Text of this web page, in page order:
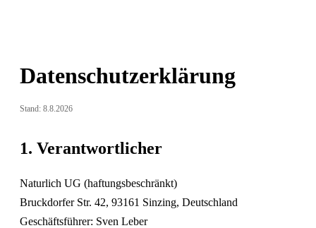
Datenschutzerklärung
Stand: 8.8.2026
1. Verantwortlicher
Naturlich UG (haftungsbeschränkt)
Bruckdorfer Str. 42, 93161 Sinzing, Deutschland
Geschäftsführer: Sven Leber